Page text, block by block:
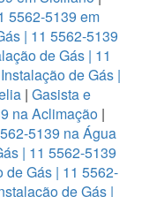
5562-5139 em
| 11 5562-5139
de Gás | 11
de Gás |
| Gasista e
na Aclimação |
5139 na Água
| 11 5562-5139
de Gás | 11 5562-
de Gás |